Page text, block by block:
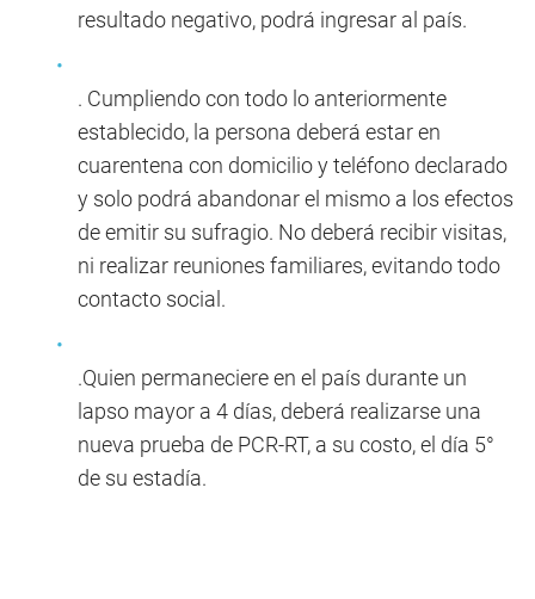
resultado negativo, podrá ingresar al país.
. Cumpliendo con todo lo anteriormente
establecido, la persona deberá estar en
cuarentena con domicilio y teléfono declarado
y solo podrá abandonar el mismo a los efectos
de emitir su sufragio. No deberá recibir visitas,
ni realizar reuniones familiares, evitando todo
contacto social.
.Quien permaneciere en el país durante un
lapso mayor a 4 días, deberá realizarse una
nueva prueba de PCR-RT, a su costo, el día 5°
de su estadía.